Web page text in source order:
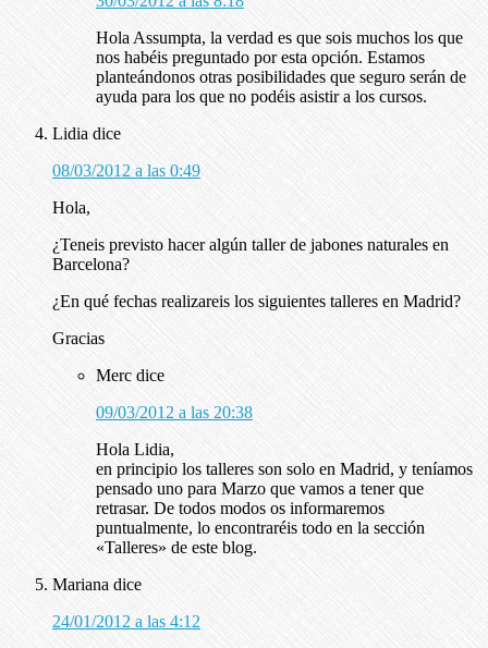
Hola Assumpta, la verdad es que sois muchos los que
nos habéis preguntado por esta opción. Estamos
planteándonos otras posibilidades que seguro serán de
ayuda para los que no podéis asistir a los cursos.
Lidia dice
08/03/2012 a las 0:49
Hola,
¿Teneis previsto hacer algún taller de jabones naturales en
Barcelona?
¿En qué fechas realizareis los siguientes talleres en Madrid?
Gracias
Merc dice
09/03/2012 a las 20:38
Hola Lidia,
en principio los talleres son solo en Madrid, y teníamos
pensado uno para Marzo que vamos a tener que
retrasar. De todos modos os informaremos
puntualmente, lo encontraréis todo en la sección
«Talleres» de este blog.
Mariana dice
24/01/2012 a las 4:12